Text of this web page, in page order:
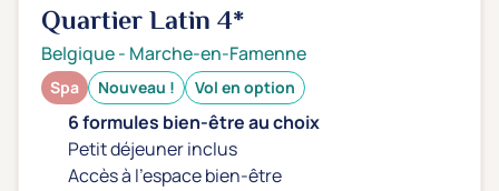
Quartier Latin4*
Belgique- Marche-en-Famenne
Spa Nouveau ! Vol en option
6 formules bien-être au choix
Petit déjeuner inclus
Accès à l'espace bien-être